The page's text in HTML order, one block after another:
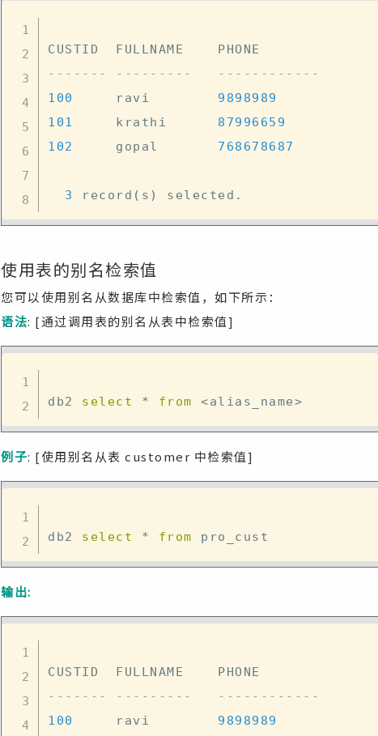
------- ---------   ------------
100
     ravi
9898989
101
     krathi
87996659
102
     gopal
768678687
3 record ( s ) selected .
使用表的别名检索值
您可以使用别名从数据库中检索值，如下所示：
语法: [通过调用表的别名从表中检索值]
db2 select * from <alias_name>
例子: [使用别名从表 customer 中检索值]
db2 select * from
输出:
------- ---------   ------------
100
     ravi
9898989